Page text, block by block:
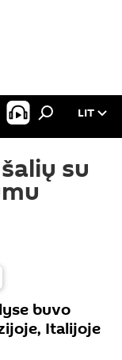
LIT
su
buvo
Italijoje